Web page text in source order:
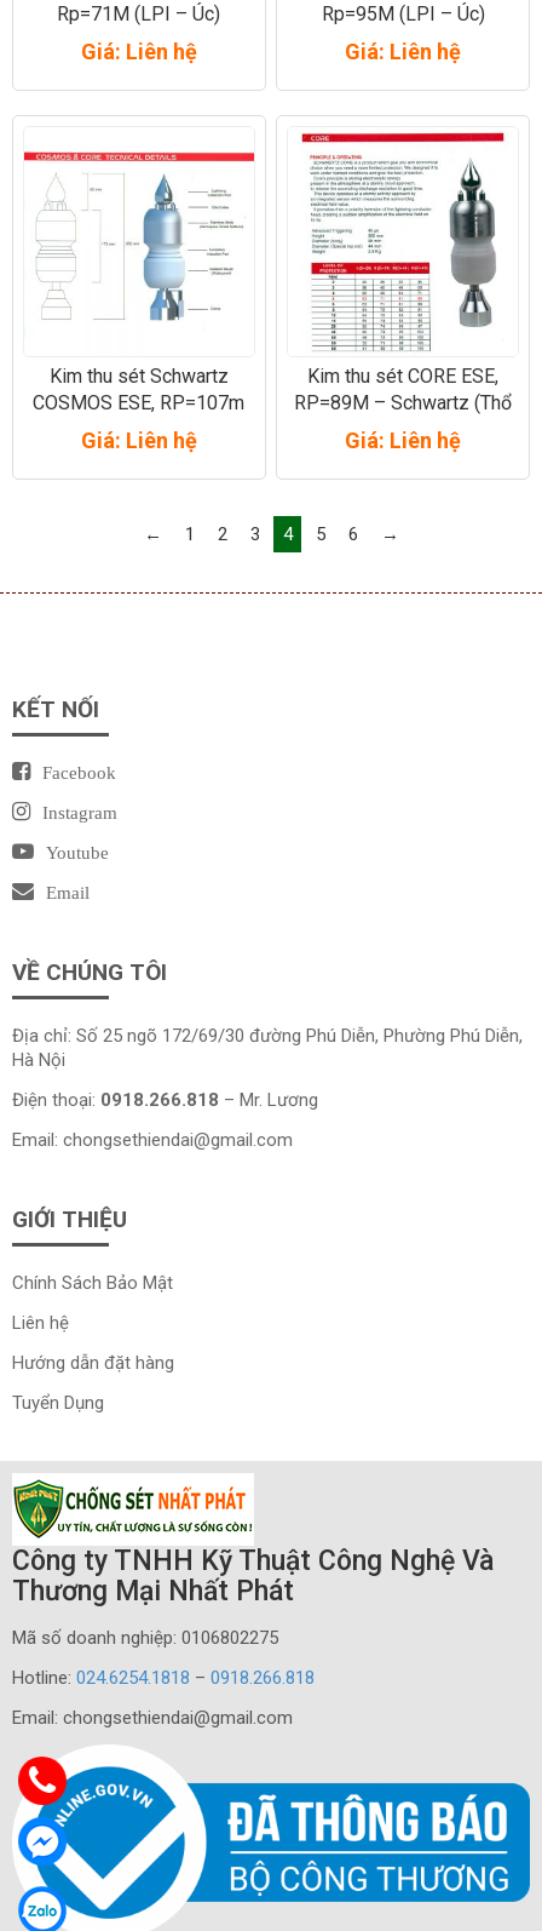
Rp=71M (LPI – Úc)
Giá: Liên hệ
Rp=95M (LPI – Úc)
Giá: Liên hệ
Kim thu sét Schwartz
COSMOS ESE, RP=107m
Giá: Liên hệ
Kim thu sét CORE ESE,
RP=89M – Schwartz (Thổ
Nhĩ Kỳ)
Giá: Liên hệ
← 1 2 3 4 5 6 →
KẾT NỐI
Facebook
Instagram
Youtube
Email
VỀ CHÚNG TÔI
Địa chỉ: Số 25 ngõ 172/69/30 đường Phú Diễn, Phường Phú Diễn,
Hà Nội
Điện thoại: 0918.266.818 – Mr. Lương
Email: chongsethiendai@gmail.com
GIỚI THIỆU
Chính Sách Bảo Mật
Liên hệ
Hướng dẫn đặt hàng
Tuyển Dụng
Công ty TNHH Kỹ Thuật Công Nghệ Và
Thương Mại Nhất Phát
Mã số doanh nghiệp: 0106802275
Hotline: 024.6254.1818 – 0918.266.818
Email: chongsethiendai@gmail.com